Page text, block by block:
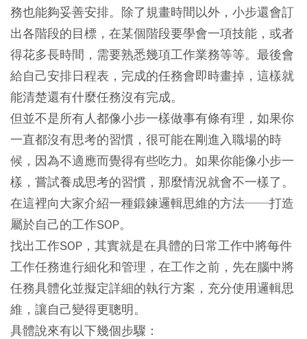
務也能夠妥善安排。除了規畫時間以外，小步還會訂
出各階段的目標，在某個階段要學會一項技能，或者
得花多長時間，需要熟悉幾項工作業務等等。最後會
給自己安排日程表，完成的任務會即時畫掉，這樣就
能清楚還有什麼任務沒有完成。
但並不是所有人都像小步一樣做事有條有理，如果你
一直都沒有思考的習慣，很可能在剛進入職場的時
候，因為不適應而覺得有些吃力。如果你能像小步一
樣，嘗試養成思考的習慣，那麼情況就會不一樣了。
在這裡向大家介紹一種鍛鍊邏輯思維的方法──打造
屬於自己的工作SOP。
找出工作SOP，其實就是在具體的日常工作中將每件
工作任務進行細化和管理，在工作之前，先在腦中將
任務具體化並擬定詳細的執行方案，充分使用邏輯思
維，讓自己變得更聰明。
具體說來有以下幾個步驟：